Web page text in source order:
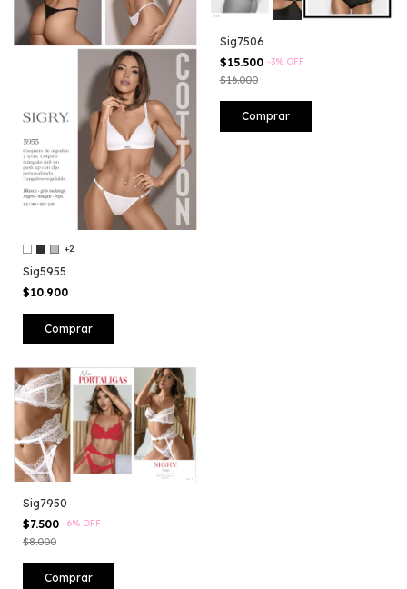
+2
Sig5955
$10.900
Comprar
Sig7506
$15.500 -3% OFF
$16.000
Comprar
Sig7950
$7.500 -6% OFF
$8.000
Comprar